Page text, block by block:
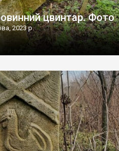
цвинтар. Фото
2023 р.